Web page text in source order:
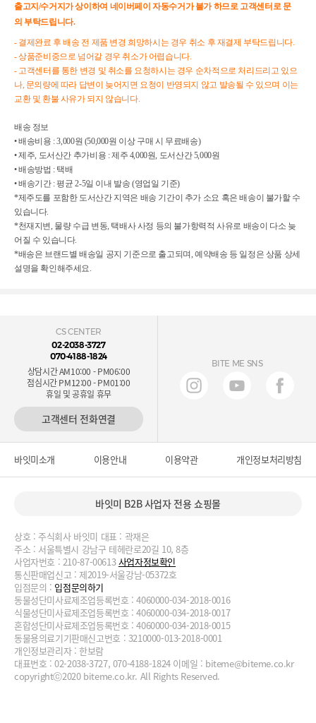
출고지/수거지가 상이하여 네이버페이 자동수거가 불가 하므로 고객센터로 문
의 부탁드립니다.
- 결제완료 후 배송 전 제품 변경 희망하시는 경우 취소 후 재결제 부탁드립니다.
- 상품준비중으로 넘어갈 경우 취소가 어렵습니다.
- 고객센터를 통한 변경 및 취소를 요청하시는 경우 순차적으로 처리드리고 있으
나, 문의량에 따라 답변이 늦어지면 요청이 반영되지 않고 발송될 수 있으며 이는
교환 및 환불 사유가 되지 않습니다.
배송 정보
• 배송비용 : 3,000원 (50,000원 이상 구매 시 무료배송)
• 제주, 도서산간 추가비용 : 제주 4,000원, 도서산간 5,000원
• 배송방법 : 택배
• 배송기간 : 평균 2-5일 이내 발송 (영업일 기준)
*제주도를 포함한 도서산간 지역은 배송 기간이 추가 소요 혹은 배송이 불가할 수
있습니다.
*천재지변, 물량 수급 변동, 택배사 사정 등의 불가항력적 사유로 배송이 다소 늦
어질 수 있습니다.
*배송은 브랜드별 배송일 공지 기준으로 출고되며, 예약배송 등 일정은 상품 상세
설명을 확인해주세요.
CS CENTER
02-2038-3727
070-4188-1824
상담시간 AM10:00 - PM06:00
점심시간 PM12:00 - PM01:00
휴일 및 공휴일 휴무
고객센터 전화연결
BITE ME SNS
바잇미소개 이용안내 이용약관 개인정보처리방침
바잇미 B2B 사업자 전용 쇼핑몰
상호 : 주식회사 바잇미 대표 : 곽재은
주소 : 서울특별시 강남구 테헤란로20길 10, 8층
사업자번호 : 210-87-00613사업자정보확인
통신판매업신고 : 제2019-서울강남-05372호
입점문의 : 입점문의하기
동물성단미사료제조업등록번호 : 4060000-034-2018-0016
식물성단미사료제조업등록번호 : 4060000-034-2018-0017
혼합성단미사료제조업등록번호 : 4060000-034-2018-0015
동물용의료기기판매신고번호 : 3210000-013-2018-0001
개인정보관리자 : 한보람
대표번호 : 02-2038-3727, 070-4188-1824 이메일 : biteme@biteme.co.kr
copyrightⓒ2020 biteme.co.kr. All Rights Reserved.